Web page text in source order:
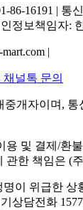
86-16191 | 통
정보책임자:
|
채널톡 문의
개자이며, 통
용 및 결제/환
관한 책임은 (
이 위급한 상
상담전화